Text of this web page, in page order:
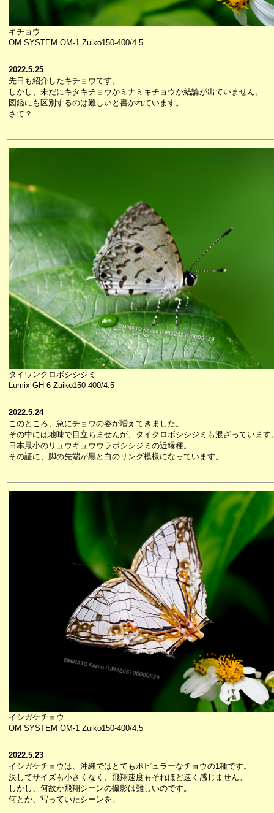
キチョウ
OM SYSTEM OM-1 Zuiko150-400/4.5
2022.5.25
先日も紹介したキチョウです。
しかし、未だにキタキチョウかミナミキチョウか結論が出ていません。
図鑑にも区別するのは難しいと書かれています。
さて？
タイワンクロボシシジミ
Lumix GH-6 Zuiko150-400/4.5
2022.5.24
このところ、急にチョウの姿が増えてきました。
その中には地味で目立ちませんが、タイクロボシシジミも混ざっています
日本最小のリュウキュウウラボシシジミの近縁種。
その証に、脚の先端が黒と白のリング模様になっています。
イシガケチョウ
OM SYSTEM OM-1 Zuiko150-400/4.5
2022.5.23
イシガケチョウは、沖縄ではとてもポピュラーなチョウの1種です。
決してサイズも小さくなく、飛翔速度もそれほど速く感じません。
しかし、何故か飛翔シーンの撮影は難しいのです。
何とか、写っていたシーンを。